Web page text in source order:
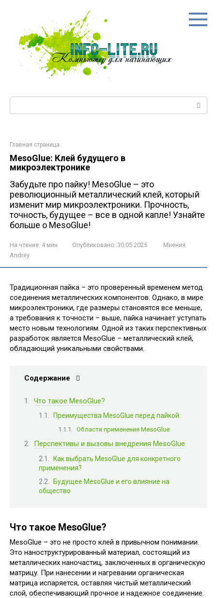
Главная страница
MesoGlue: Клей будущего в
микроэлектронике
Забудьте про пайку! MesoGlue – это
революционный металлический клей, который
изменит мир микроэлектроники. Прочность,
точность, будущее – все в одной капле! Узнайте
больше о MesoGlue!
На чтение: 4 мин Опубликовано: 30.05.2025
Мнения
Andrey
Традиционная пайка – это проверенный временем метод
соединения металлических компонентов. Однако, в мире
микроэлектроники, где размеры становятся все меньше,
а требования к точности – выше, пайка начинает уступать
место новым технологиям. Одной из таких перспективных
разработок является MesoGlue – металлический клей,
обладающий уникальными свойствами.
Содержание
Что такое MesoGlue?
Преимущества MesoGlue перед пайкой:
Области применения MesoGlue:
Перспективы и вызовы внедрения MesoGlue
Как выбрать MesoGlue для конкретного
применения?
Будущее MesoGlue и его влияние на
общество
Что такое MesoGlue?
MesoGlue – это не просто клей в привычном понимании.
Это наноструктурированный материал, состоящий из
металлических наночастиц, заключенных в органическую
матрицу. При нанесении и нагревании органическая
матрица испаряется, оставляя чистый металлический
слой, обеспечивающий прочное и надежное соединение.